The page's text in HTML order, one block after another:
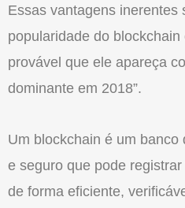
Essas vantagens inerentes
popularidade do
provável que ele apareça
dominante em 2018”.
Um blockchain é um
e seguro que pode
de forma eficiente,